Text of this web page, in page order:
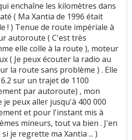
enchaîne les kilomètres dans
( Ma Xantia de 1996 était
! ) Tenue de route impériale à
autoroute ( C'est très
elle colle à la route ), moteur
( Je peux écouter la radio au
la route sans problème ) . Elle
sur un trajet de 1100
par autoroute) , mon
peux aller jusqu'à 400 000
et pour l'instant mis à
mineurs, tout va bien . J'en
je regrette ma Xantia ... )